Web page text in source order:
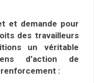
et demande pour
des travailleurs
un véritable
d’action de
renforcement :